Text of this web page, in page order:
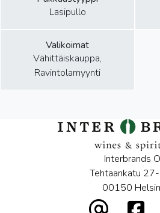
Lasipullo
Valikoimat
Vähittäiskauppa,
Ravintolamyynti
Interbrands
Tehtaankatu
00150